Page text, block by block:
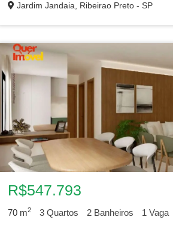
Jardim Jandaia, Ribeirao Preto - SP
R$547.793
70 m2 3 Quartos 2 Banheiros 1 Vaga